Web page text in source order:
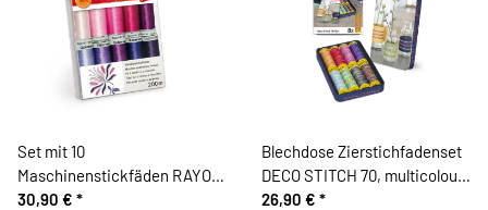
Set mit 10
Maschinenstickfäden RAYON
40, rosa-lila, Gütermann
30,90 € *
Blechdose Zierstichfadenset
DECO STITCH 70, multicolour,
8 Garne, Gütermann
26,90 € *